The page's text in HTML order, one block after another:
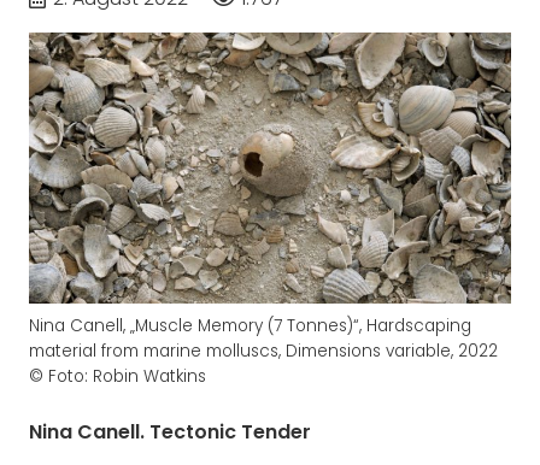
Nina Canell, „Muscle Memory (7 Tonnes)“, Hardscaping
material from marine molluscs, Dimensions variable, 2022
© Foto: Robin Watkins
Nina Canell. Tectonic Tender